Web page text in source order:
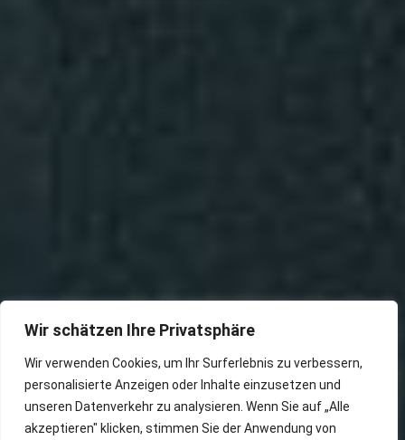
Wir schätzen Ihre Privatsphäre
Wir verwenden Cookies, um Ihr Surferlebnis zu verbessern,
personalisierte Anzeigen oder Inhalte einzusetzen und
unseren Datenverkehr zu analysieren. Wenn Sie auf „Alle
akzeptieren" klicken, stimmen Sie der Anwendung von